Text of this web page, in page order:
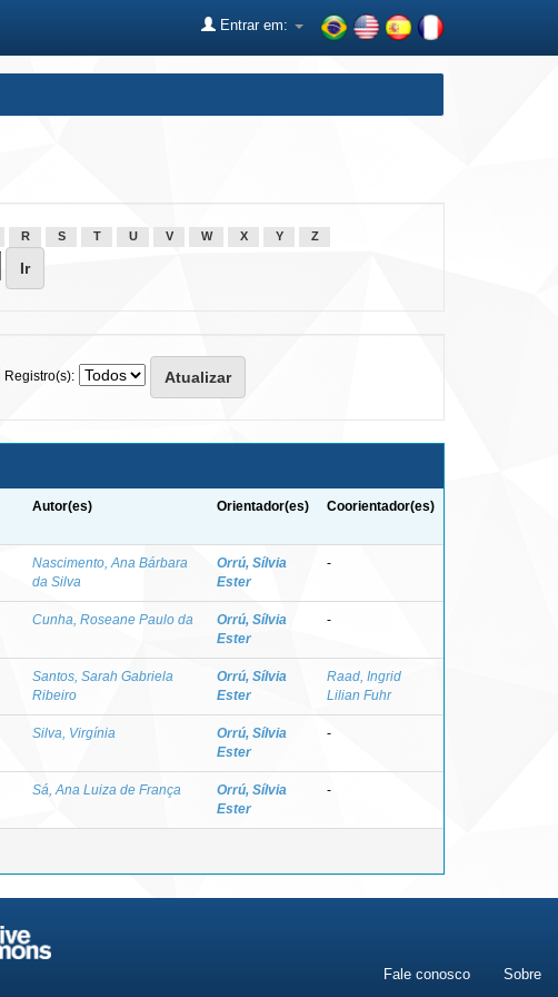
Entrar em:
R S T U V W X Y Z
Registro(s):
Autor(es) Orientador(es) Coorientador(es)
Nascimento, Ana Bárbara
da Silva
Orrú, Sílvia
Ester
-
Cunha, Roseane Paulo da
Orrú, Sílvia
Ester
-
Santos, Sarah Gabriela
Ribeiro
Orrú, Sílvia
Ester
Raad, Ingrid
Lilian Fuhr
Silva, Virgínia
Orrú, Sílvia
Ester
-
Sá, Ana Luiza de França
Orrú, Sílvia
Ester
-
Fale conosco Sobre